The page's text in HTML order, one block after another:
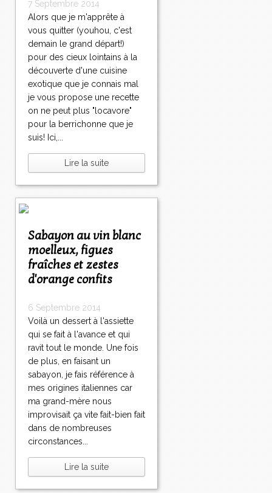
7 Septembre 2014
Alors que je m'apprête à
vous quitter (youhou, c'est
demain le grand départ!)
pour des cieux lointains à la
découverte d'une cuisine
exotique que je connais mal
je vous propose une recette
on ne peut plus "locavore"
pour la berrichonne que je
suis! Ici,...
Lire la suite
Sabayon au vin blanc
moelleux, figues
fraîches et zestes
d'orange confits
6 Septembre 2014
Voilà un dessert à l'assiette
qui se fait à l'avance et qui
ravit tout le monde. Une fois
de plus, en faisant un
sabayon, je fais référence à
mes origines italiennes car
ma grand-mère nous
improvisait ça vite fait-bien fait
dans de nombreuses
circonstances...
Lire la suite